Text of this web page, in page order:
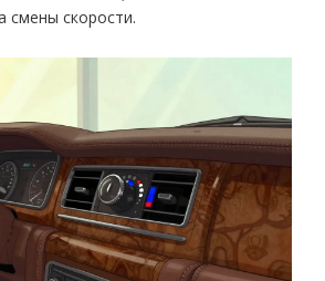
смены скорости.